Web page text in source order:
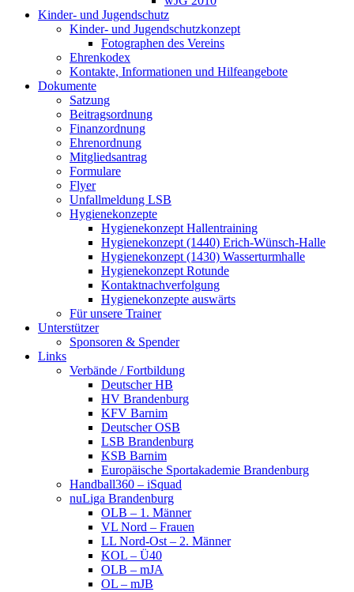
Kinder- und Jugendschutz
Kinder- und Jugendschutzkonzept
Fotographen des Vereins
Ehrenkodex
Kontakte, Informationen und Hilfeangebote
Dokumente
Satzung
Beitragsordnung
Finanzordnung
Ehrenordnung
Mitgliedsantrag
Formulare
Flyer
Unfallmeldung LSB
Hygienekonzepte
Hygienekonzept Hallentraining
Hygienekonzept (1440) Erich-Wünsch-Halle
Hygienekonzept (1430) Wasserturmhalle
Hygienekonzept Rotunde
Kontaktnachverfolgung
Hygienekonzepte auswärts
Für unsere Trainer
Unterstützer
Sponsoren & Spender
Links
Verbände / Fortbildung
Deutscher HB
HV Brandenburg
KFV Barnim
Deutscher OSB
LSB Brandenburg
KSB Barnim
Europäische Sportakademie Brandenburg
Handball360 – iSquad
nuLiga Brandenburg
OLB – 1. Männer
VL Nord – Frauen
LL Nord-Ost – 2. Männer
KOL – Ü40
OLB – mJA
OL – mJB